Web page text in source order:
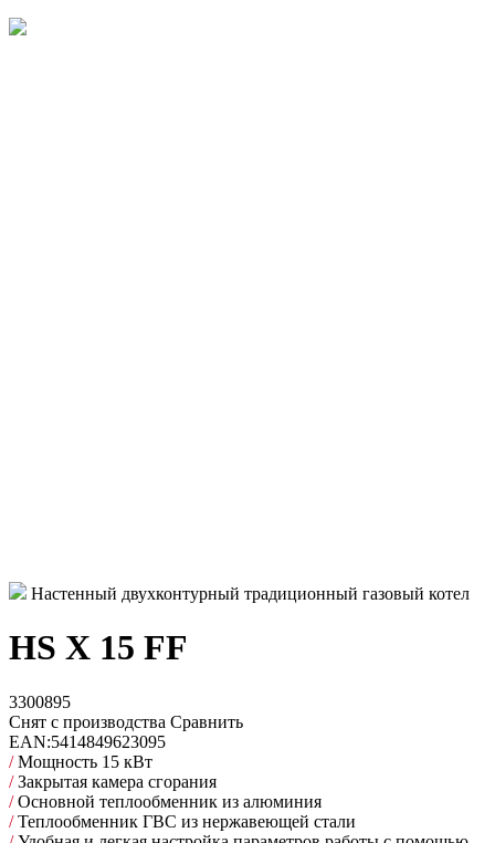
Настенный двухконтурный традиционный газовый котел
HS X 15 FF
3300895
Снят с производства Сравнить
EAN:5414849623095
/Мощность 15 кВт
/Закрытая камера сгорания
/Основной теплообменник из алюминия
/Теплообменник ГВС из нержавеющей стали